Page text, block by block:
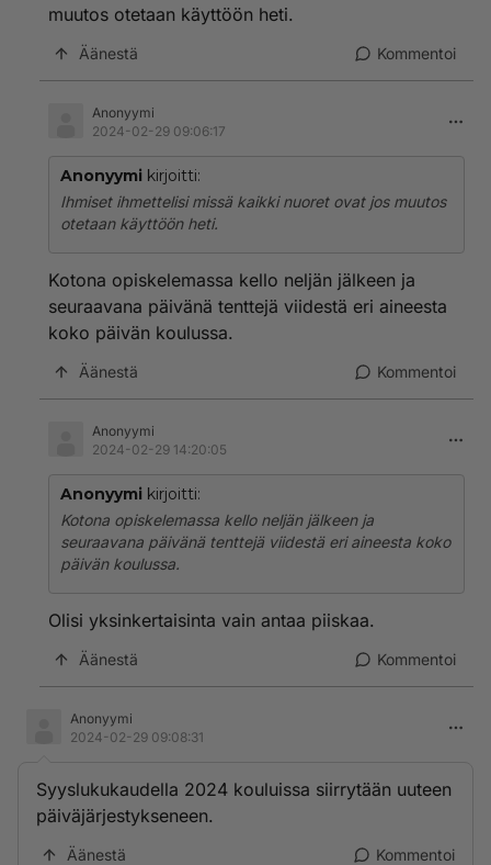
muutos otetaan käyttöön heti.
Äänestä Kommentoi
Anonyymi
2024-02-29 09:06:17
Anonyymi kirjoitti:
Ihmiset ihmettelisi missä kaikki nuoret ovat jos muutos
otetaan käyttöön heti.
Kotona opiskelemassa kello neljän jälkeen ja
seuraavana päivänä tenttejä viidestä eri aineesta
koko päivän koulussa.
Äänestä Kommentoi
Anonyymi
2024-02-29 14:20:05
Anonyymi kirjoitti:
Kotona opiskelemassa kello neljän jälkeen ja
seuraavana päivänä tenttejä viidestä eri aineesta koko
päivän koulussa.
Olisi yksinkertaisinta vain antaa piiskaa.
Äänestä Kommentoi
Anonyymi
2024-02-29 09:08:31
Syyslukukaudella 2024 kouluissa siirrytään uuteen
päiväjärjestykseneen.
Äänestä Kommentoi